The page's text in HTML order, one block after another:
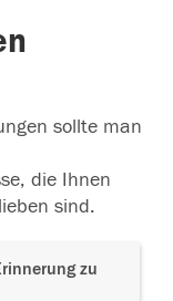
sollte man
die Ihnen
sind.
zu